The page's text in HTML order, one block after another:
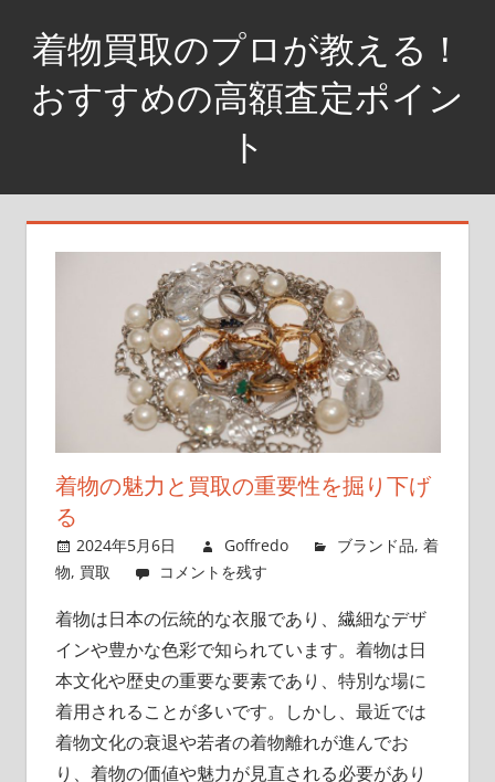
着物買取のプロが教える！
おすすめの高額査定ポイン
ト
着
物
着物の魅力と買取の重要性を掘り下げ
る
2024年5月6日 Goffredo ブランド品,着
物, 買取 コメントを残す
着物は日本の伝統的な衣服であり、繊細なデザ
インや豊かな色彩で知られています。 着物は日
本文化や歴史の重要な要素であり、特別な場に
着用されることが多いです。しかし、最近では
着物文化の衰退や若者の着物離れが進んでお
り、着物の価値や魅力が見直される必要があり